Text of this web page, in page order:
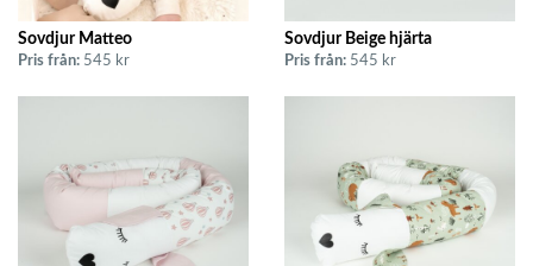
Sovdjur Matteo
Pris från: 545 kr
Sovdjur Beige hjärta
Pris från: 545 kr